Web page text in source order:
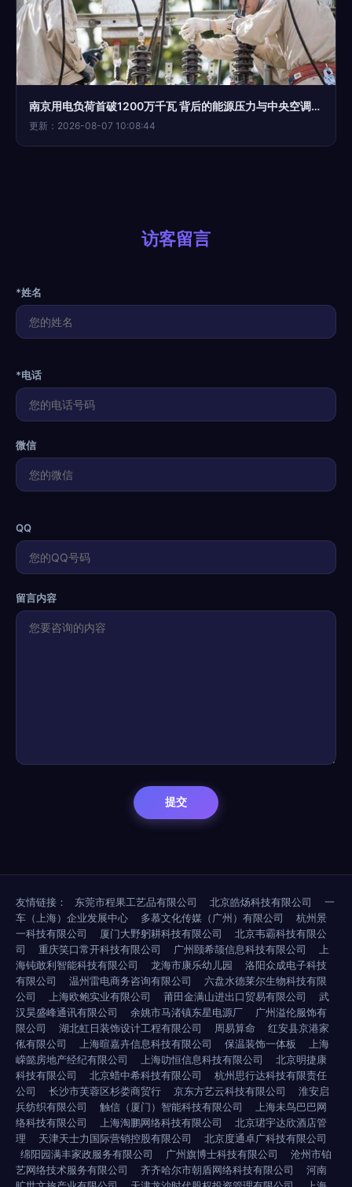
南京用电负荷首破1200万千瓦 背后的能源压力与中央空调维保启示
更新：2026-08-07 10:08:44
访客留言
*姓名
*电话
微信
QQ
留言内容
友情链接： 东莞市程果工艺品有限公司 北京皓炀科技有限公司
一
车（上海）企业发展中心
多慕文化传媒（广州）有限公司
杭州景
一科技有限公司
厦门大野躬耕科技有限公司
北京韦霸科技有限公
司
重庆笑口常开科技有限公司 广州颐希颉信息科技有限公司
上
海钝敢利智能科技有限公司
龙海市康乐幼儿园
洛阳众成电子科技
有限公司
温州雷电商务咨询有限公司
六盘水德莱尔生物科技有限
公司
上海欧鲍实业有限公司 莆田金满山进出口贸易有限公司
武
汉昊盛峰通讯有限公司
余姚市马渚镇东星电源厂
广州溢伦服饰有
限公司
湖北虹日装饰设计工程有限公司 周易算命
红安县京港家
俬有限公司
上海暄嘉卉信息科技有限公司 保温装饰一体板
上海
嵘懿房地产经纪有限公司
上海叻恒信息科技有限公司
北京明捷康
科技有限公司
北京蜡中希科技有限公司
杭州思行达科技有限责任
公司
长沙市芙蓉区杉娄商贸行 京东方艺云科技有限公司
淮安启
兵纺织有限公司
触信（厦门）智能科技有限公司
上海未鸟巴巴网
络科技有限公司
上海淘鹏网络科技有限公司
北京珺宇达欣酒店管
理
天津天士力国际营销控股有限公司
北京度通卓广科技有限公司
绵阳园满丰家政服务有限公司
广州旗博士科技有限公司
沧州市铂
艺网络技术服务有限公司
齐齐哈尔市朝盾网络科技有限公司
河南